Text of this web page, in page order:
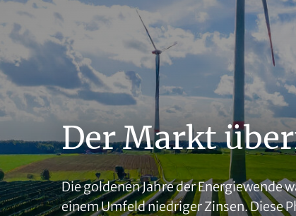
Der Markt
Die goldenen Jahre der Energiewende
einem Umfeld niedriger Zinsen. Diese